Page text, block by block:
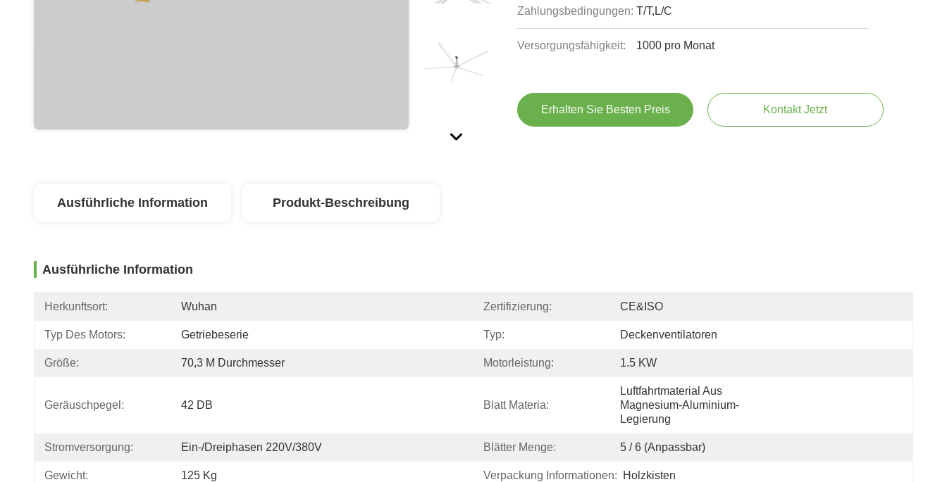
Zahlungsbedingungen: T/T,L/C
Versorgungsfähigkeit: 1000 pro Monat
Erhalten Sie Besten Preis Kontakt Jetzt
Ausführliche Information Produkt-Beschreibung
Ausführliche Information
Herkunftsort: Wuhan Zertifizierung: CE&ISO
Typ Des Motors: Getriebeserie Typ: Deckenventilatoren
Größe: 70,3 M Durchmesser Motorleistung: 1.5 KW
Geräuschpegel: 42 DB Blatt Materia:
Luftfahrtmaterial Aus
Magnesium-Aluminium-
Legierung
Stromversorgung: Ein-/Dreiphasen 220V/380V Blätter Menge: 5 / 6 (anpassbar)
Gewicht: 125 Kg Verpackung Informationen: Holzkisten